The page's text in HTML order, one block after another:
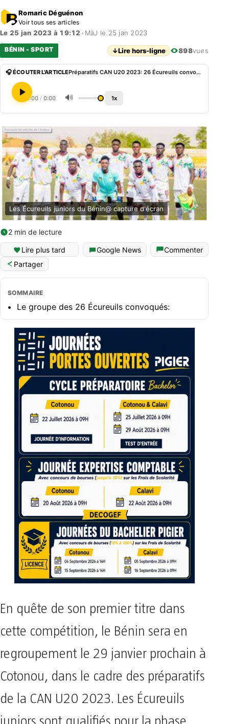
Romaric Déguénon
Voir tous ses articles
Le 25 jan 2023 à 19:12 • MàJ le 25 jan 2023
BÉNIN - SPORT ↓Lire hors-ligne 898vues
🎧 ÉCOUTER L'ARTICLE Préparatifs CAN U20 2023: 26 Écureuils convoqués pour un ultime stage
0:00 / 0:00 🔊 1x
Les Écureuils juniors du Bénin@ capture d'écran
2 min de lecture
Lire plus tard Google News
Commenter
Partager
SOMMAIRE
Le groupe des 26 Écureuils convoqués:
En quête de son premier titre dans
cette compétition, le Bénin sera en
regroupement le 29 janvier prochain à
Cotonou, dans le cadre des préparatifs
de la CAN U20 2023. Les Écureuils